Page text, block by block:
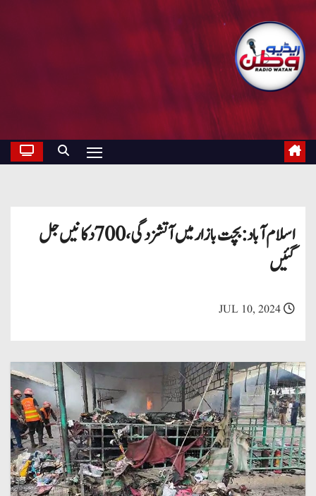
اسلام آباد: بچت بازار میں آتشزدگی، 700 دکانیں جل
گئیں
JUL 10, 2024